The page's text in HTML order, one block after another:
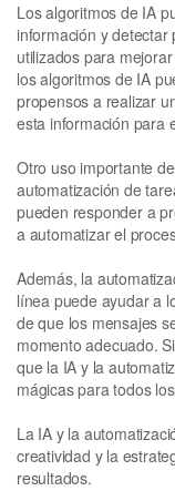
Los algoritmos de IA
información y
utilizados para
los algoritmos de IA
propensos a realizar
esta información para
Otro uso importante
automatización de
pueden responder a
a automatizar el
Además, la
línea puede ayudar a
de que los mensajes
momento adecuado.
que la IA y la
mágicas para todos
La IA y la
creatividad y la
resultados.